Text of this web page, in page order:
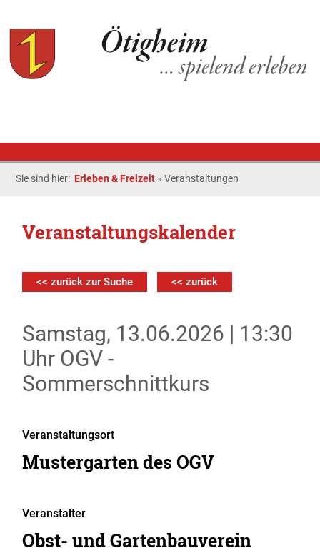
Sie sind hier: Erleben & Freizeit »Veranstaltungen
Veranstaltungskalender
<< zurück zur Suche << zurück
Samstag, 13.06.2026 | 13:30
Uhr OGV -
Sommerschnittkurs
Veranstaltungsort
Mustergarten des OGV
Veranstalter
Obst- und Gartenbauverein